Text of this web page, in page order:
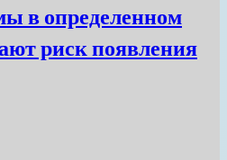
в определенном
риск появления